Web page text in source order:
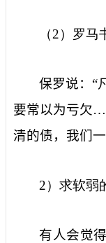
（2）罗马
保罗说：“
要常以为亏欠
清的债，我们
2）求软弱
有人会觉